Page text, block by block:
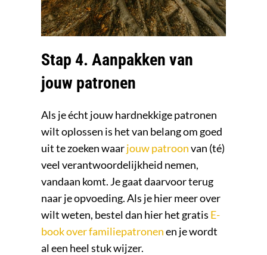
Stap 4. Aanpakken van
jouw patronen
Als je écht jouw hardnekkige patronen
wilt oplossen is het van belang om goed
uit te zoeken waarjouw patroonvan (té)
veel verantwoordelijkheid nemen,
vandaan komt. Je gaat daarvoor terug
naar je opvoeding. Als je hier meer over
wilt weten, bestel dan hier het gratis E-
book over familiepatronenen je wordt
al een heel stuk wijzer.